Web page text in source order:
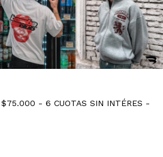
$75.000 - 6 CUOTAS SIN INTÉRES -